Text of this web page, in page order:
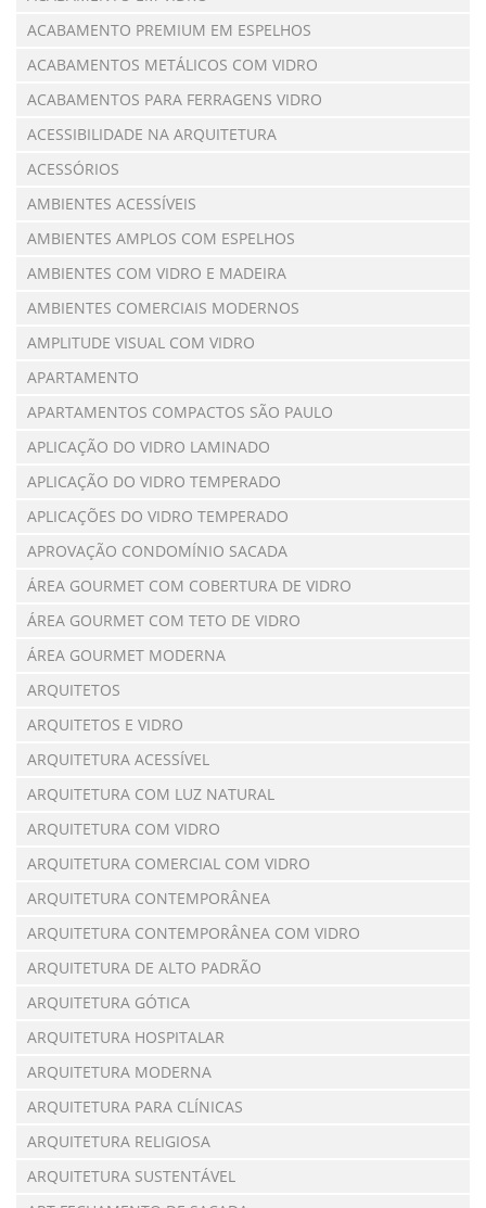
ACABAMENTO PREMIUM EM ESPELHOS
ACABAMENTOS METÁLICOS COM VIDRO
ACABAMENTOS PARA FERRAGENS VIDRO
ACESSIBILIDADE NA ARQUITETURA
ACESSÓRIOS
AMBIENTES ACESSÍVEIS
AMBIENTES AMPLOS COM ESPELHOS
AMBIENTES COM VIDRO E MADEIRA
AMBIENTES COMERCIAIS MODERNOS
AMPLITUDE VISUAL COM VIDRO
APARTAMENTO
APARTAMENTOS COMPACTOS SÃO PAULO
APLICAÇÃO DO VIDRO LAMINADO
APLICAÇÃO DO VIDRO TEMPERADO
APLICAÇÕES DO VIDRO TEMPERADO
APROVAÇÃO CONDOMÍNIO SACADA
ÁREA GOURMET COM COBERTURA DE VIDRO
ÁREA GOURMET COM TETO DE VIDRO
ÁREA GOURMET MODERNA
ARQUITETOS
ARQUITETOS E VIDRO
ARQUITETURA ACESSÍVEL
ARQUITETURA COM LUZ NATURAL
ARQUITETURA COM VIDRO
ARQUITETURA COMERCIAL COM VIDRO
ARQUITETURA CONTEMPORÂNEA
ARQUITETURA CONTEMPORÂNEA COM VIDRO
ARQUITETURA DE ALTO PADRÃO
ARQUITETURA GÓTICA
ARQUITETURA HOSPITALAR
ARQUITETURA MODERNA
ARQUITETURA PARA CLÍNICAS
ARQUITETURA RELIGIOSA
ARQUITETURA SUSTENTÁVEL